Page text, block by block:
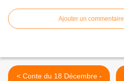
Ajouter un commentaire
< Conte du 18 Décembre -